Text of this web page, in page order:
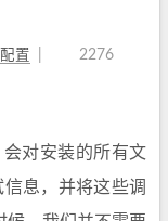
置 2276
对安装的所有文
息，并将这些调